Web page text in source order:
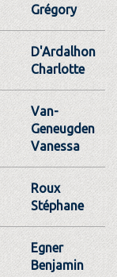
Grégory
D'Ardalhon
Charlotte
Van-
Geneugden
Vanessa
Roux
Stéphane
Egner
Benjamin